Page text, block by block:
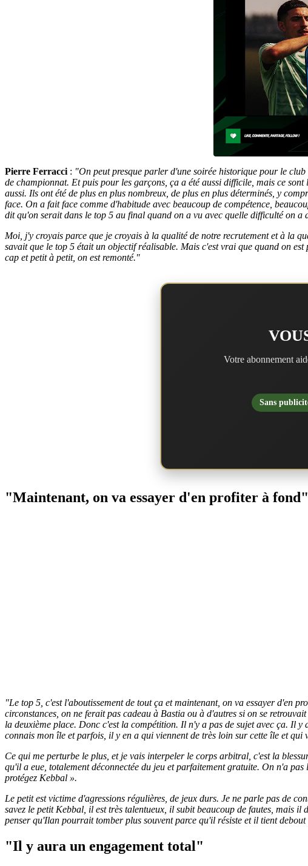
Pierre Ferracci : "On peut presque parler d'une soirée historique pour le
de championnat. Et puis pour les garçons, ça a été aussi difficile, mais ce
aussi. Ils ont été de plus en plus nombreux, de plus en plus déterminés, y
face. On a fait face comme d'habitude avec beaucoup de compétence,
dit qu'on serait dans le top 5 au final quand on a vu avec quelle difficulté on a
Moi, j'y croyais parce que je croyais à la qualité de notre recrutement et à la
savait que le top 5 était un objectif réalisable. Mais c'est vrai que quand on
cap et petit à petit, on est remonté."
Votre abonnement
Sans
"Maintenant, on va essayer d'en profiter à fond"
"Le top 5, c'est l'aboutissement de tout ça et maintenant, on va essayer d'en
circonstances, on ne ferait pas cadeau à Bastia ou à d'autres si on se
la deuxième place. Donc c'est la compétition. Il n'y a pas de sujet avec ça. Il y
connais mon île et parfois, il y en a qui viennent de très loin sur cette île et
Ce qui me perturbe le plus, et je vais interpeler le corps arbitral, c'est la
qu'il a eue, totalement déconnectée du jeu et parfaitement gratuite. On n'a
protégez Kebbal ».
Le petit est victime d'agressions régulières, de jeux durs. Je ne parle pas de
savez le petit Kebbal, il est très talentueux, il subit beaucoup de fautes, mais
penser qu'Ilan pourrait tomber plus souvent parce qu'il résiste et il tient
"Il y aura un engagement total"